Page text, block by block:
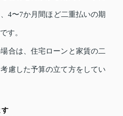
4〜7か月間ほど二重払いの期
す。
合は、住宅ローンと家賃の二
慮した予算の立て方をしてい
す